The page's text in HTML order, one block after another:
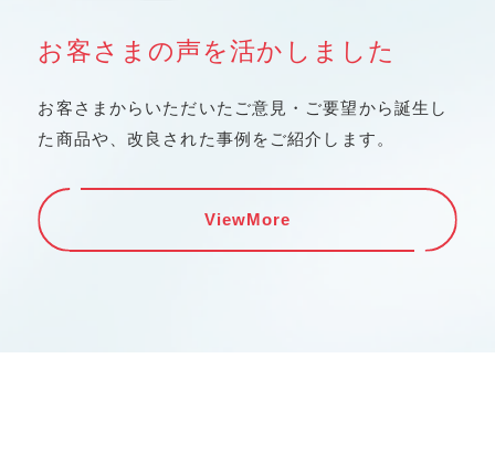
お客さまの声を活かしました
お客さまからいただいたご意見・ご要望から誕生し
た商品や、改良さ れた事例をご紹介します。
ViewMore